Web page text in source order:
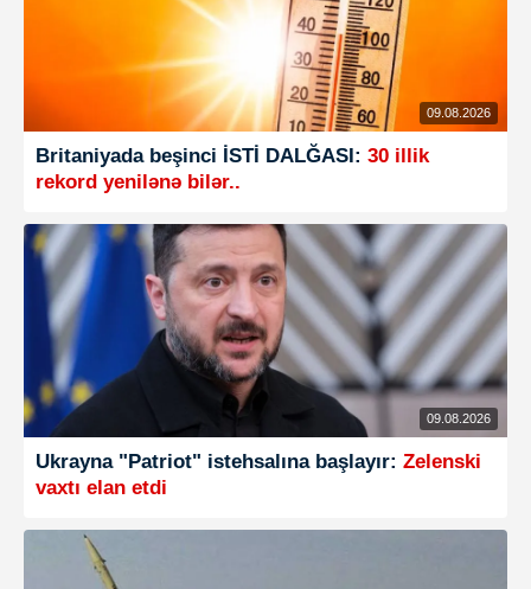
09.08.2026
Britaniyada beşinci İSTİ DALĞASI: 30 illik
rekord yenilənə bilər..
09.08.2026
Ukrayna "Patriot" istehsalına başlayır: Zelenski
vaxtı elan etdi